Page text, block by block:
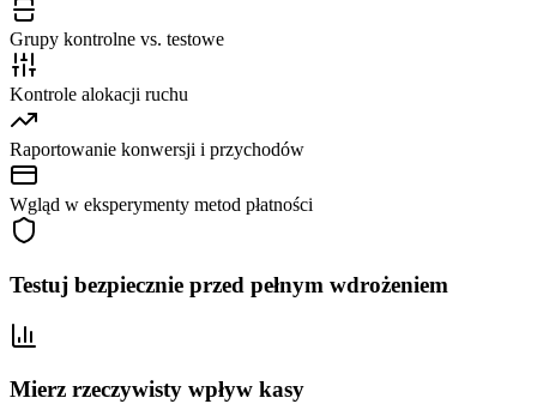
Grupy kontrolne vs. testowe
Kontrole alokacji ruchu
Raportowanie konwersji i przychodów
Wgląd w eksperymenty metod płatności
Testuj bezpiecznie przed pełnym wdrożeniem
Mierz rzeczywisty wpływ kasy